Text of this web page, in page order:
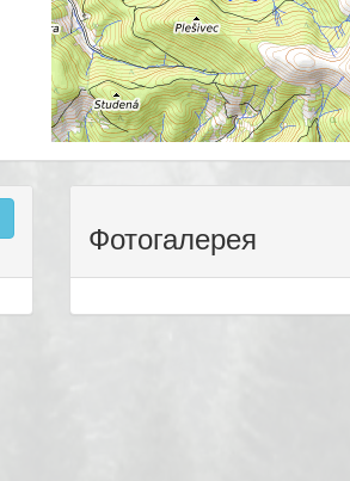
Фотогалерея